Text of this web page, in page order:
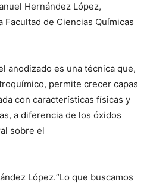
Hernández López,
de Ciencias Químicas
anodizado es una técnica que,
permite crecer capas
con características físicas y
a diferencia de los óxidos
sobre el
López.“Lo que buscamos